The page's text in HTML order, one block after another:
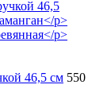
46,5 см 550